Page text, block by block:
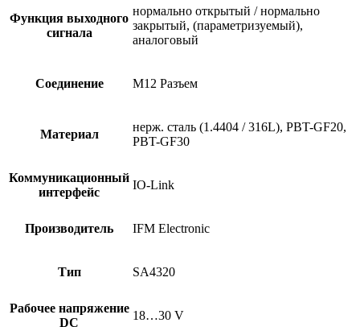
Функция выходного
сигнала
нормально открытый / нормально
закрытый, (параметризуемый),
аналоговый
Соединение M12 Разъем
Материал
нерж. сталь (1.4404 / 316L), PBT-GF20,
PBT-GF30
Коммуникационный
интерфейс
IO-Link
Производитель IFM Electronic
Тип SA4320
Рабочее напряжение
DC
18…30 V